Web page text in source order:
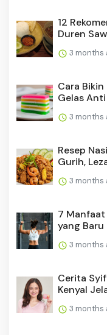
12
Duren
3 months
Cara
Gelas Anti
3 months
Resep
Gurih,
3 months
7
yang Baru
3 months
Cerita
Kenyal
3 months